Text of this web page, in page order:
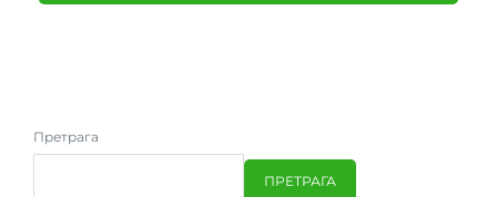
Претрага
ПРЕТРАГА